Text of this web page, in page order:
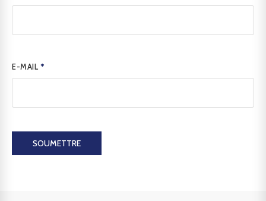
E-MAIL *
SOUMETTRE